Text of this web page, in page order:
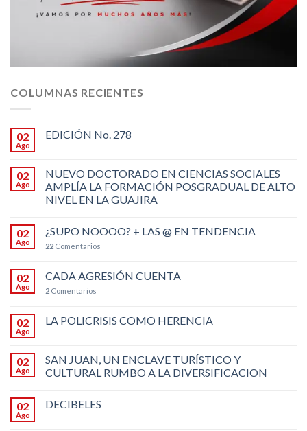
COLUMNAS RECIENTES
02
Ago
EDICIÓN No. 278
02
Ago
NUEVO DOCTORADO EN CIENCIAS SOCIALES
AMPLÍA LA FORMACIÓN POSGRADUAL DE ALTO
NIVEL EN LA GUAJIRA
02
Ago
¿SUPO NOOOO? + LAS @ EN TENDENCIA
22 Comentarios
02
Ago
CADA AGRESIÓN CUENTA
2 Comentarios
02
Ago
LA POLICRISIS COMO HERENCIA
02
Ago
SAN JUAN, UN ENCLAVE TURÍSTICO Y
CULTURAL RUMBO A LA DIVERSIFICACION
02
Ago
DECIBELES